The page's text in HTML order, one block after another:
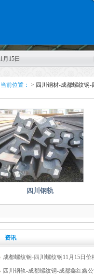
月15日
钢轨-
年11月
鑫红鑫
27日
都市鑫
数
有下
顾——
当前位置： > 四川钢材-成都螺纹钢
四川钢轨
资讯
成都螺纹钢-四川螺纹钢11月15日价
四川钢轨-成都螺纹钢-成都鑫红鑫